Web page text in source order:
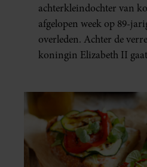
achterkleindochter van
afgelopen week op 89-
overleden. Achter de
koningin Elizabeth II